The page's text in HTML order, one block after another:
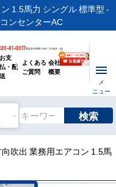
1.5馬力 シングル 標準型 -
ンセンターAC
81-0017電話受付時間 / 9:00～17:30(月～金)
お支
払・配
送
よくある
ご質問
会社
概要
メ
ニュー
検索
吹出 業務用エアコン 1.5馬